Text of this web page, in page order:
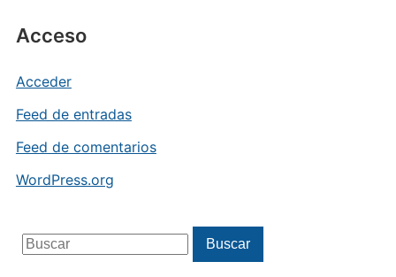
Acceso
Acceder
Feed de entradas
Feed de comentarios
WordPress.org
Buscar: Buscar